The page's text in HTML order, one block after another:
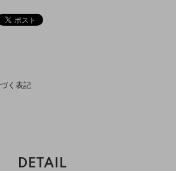
く表記
DETAIL